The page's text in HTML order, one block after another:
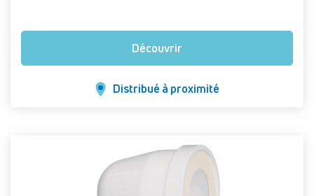
Découvrir
Distribué à proximité